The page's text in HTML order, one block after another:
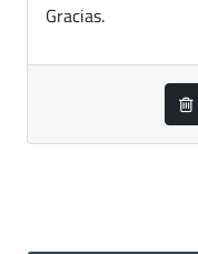
Gracias.